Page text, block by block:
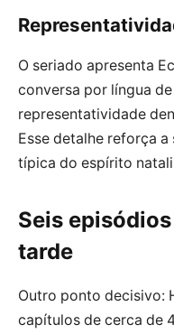
O seriado apresenta
conversa por língua
representatividade
Esse detalhe reforça
típica do espírito
Seis
tarde
Outro ponto decisivo:
capítulos de cerca de